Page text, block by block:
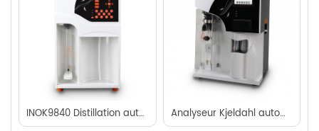
INOK9840 Distillation automatique Kjeldahl Analyseur Kjeldahl automatique INOK9860